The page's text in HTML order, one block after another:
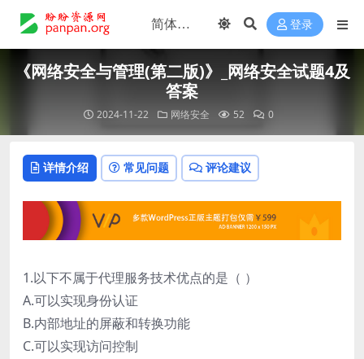
登录
《网络安全与管理(第二版)》_网络安全试题4及
答案
2024-11-22 网络安全 52 0
详情介绍 常见问题 评论建议
1.以下不属于代理服务技术优点的是（ ）
A.可以实现身份认证
B.内部地址的屏蔽和转换功能
C.可以实现访问控制